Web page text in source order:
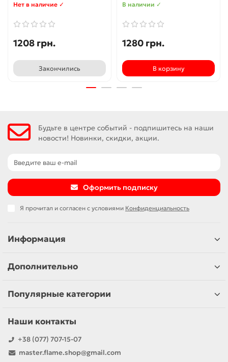
Нет в наличие ✓
1208 грн.
Закончились
В наличии ✓
1280 грн.
В корзину
Будьте в центре событий - подпишитесь на наши
новости! Новинки, скидки, акции.
Оформить подписку
Я прочитал и согласен с условиями Конфиденциальность
Информация
Дополнительно
Популярные категории
Наши контакты
+38 (077) 707-15-07
master.flame.shop@gmail.com